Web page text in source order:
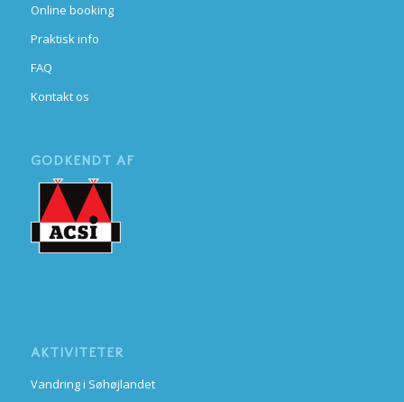
Online booking
Praktisk info
FAQ
Kontakt os
GODKENDT AF
AKTIVITETER
Vandring i Søhøjlandet